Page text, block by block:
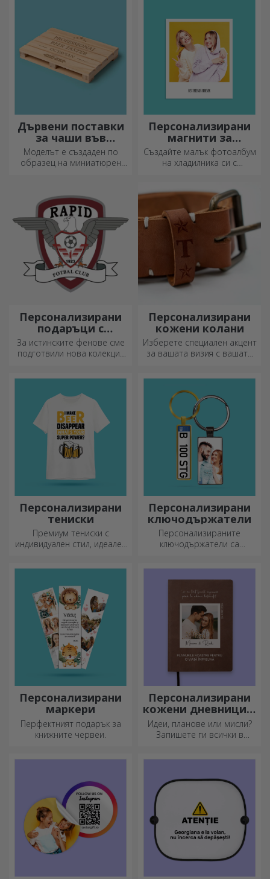
Дървени поставки
за чаши във
формата на палет
Моделът е създаден по
образец на миниатюрен
автентичен вид.
Персонализирани
магнити за
хладилник
Създайте малък фотоалбум
на хладилника си с
Персонализирани
подаръци с
официална
лицензия - FC Rapid
За истинските фенове сме
подготвили нова колекция
лилавия отбор.
Персонализирани
кожени колани
Изберете специален акцент
за вашата визия с вашата
стил!
Персонализирани
тениски
Премиум тениски с
индивидуален стил, идеален
модели, изберете
подходящия!
Персонализирани
ключодържатели
Персонализираните
ключодържатели са
Персонализирани
маркери
Перфектният подарък за
книжните червеи.
Персонализирани
кожени дневници в
цвят
Идеи, планове или мисли?
Запишете ги всички в